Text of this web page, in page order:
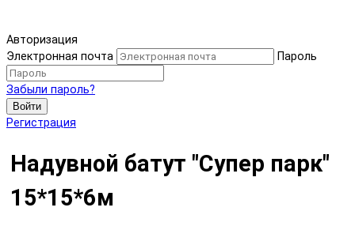
Авторизация
Электронная почта
Пароль
Забыли пароль?
Войти
Регистрация
Надувной батут "Супер парк"
15*15*6м